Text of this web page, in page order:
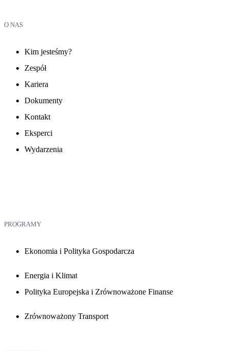
O NAS
Kim jesteśmy?
Zespół
Kariera
Dokumenty
Kontakt
Eksperci
Wydarzenia
PROGRAMY
Ekonomia i Polityka Gospodarcza
Energia i Klimat
Polityka Europejska i Zrównoważone Finanse
Zrównoważony Transport